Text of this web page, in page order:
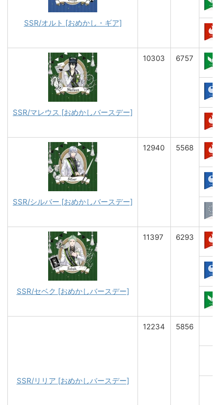
SSR/オルト [おめかし・ギア]
SSR/マレウス [おめかしバースデー]
10303 6757
SSR/シルバー [おめかしバースデー]
12940 5568
SSR/セベク [おめかしバースデー]
11397 6293
SSR/リリア [おめかしバースデー]
12234 5856